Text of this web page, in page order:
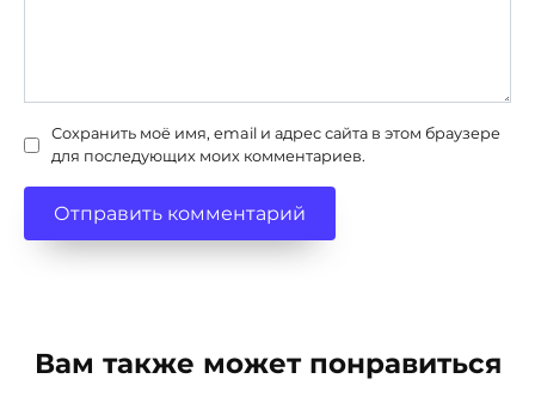
Сохранить моё имя, email и адрес сайта в этом браузере
для последующих моих комментариев.
Вам также может понравиться